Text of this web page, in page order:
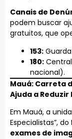
Canais de
podem buscar
gratuitos, que
153:
180:
nacional).
Mauá: Carreta
Ajuda a Reduzir
Em Mauá, a
Especialistas”,
exames de